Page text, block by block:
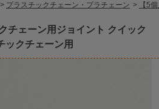
> プラスチックチェーン・プラチェーン > 【5
チェーン用ジョイント クイック
ックチェーン用